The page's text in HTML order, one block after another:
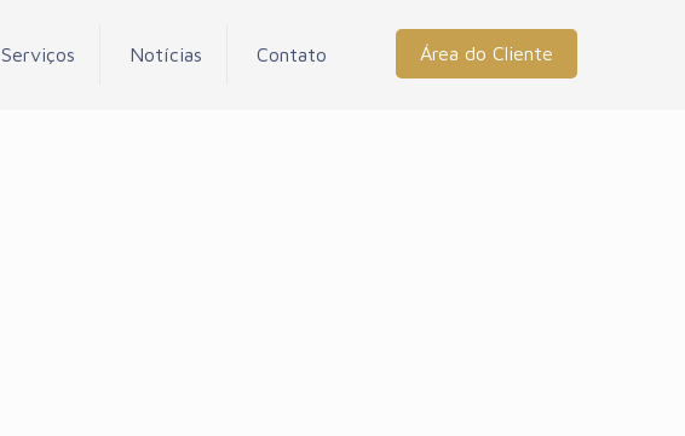
Serviços Notícias Contato Área do Cliente